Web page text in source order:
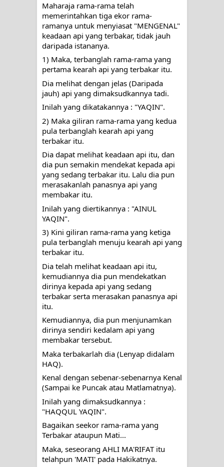
menyaksikan.
KISAH WALI SUFI, YANG BACAAN
SURAT AL-FATIHAHNYA TIDAK
FASIH. TAPI SINGA PUN TUNDUK
PADANYA
SHAYKH TAREKAT ATAU TUKANG
SIHIR? JANGAN MUDAH
TERPESONA, JANGAN JUGA
MUDAH MENGHUKUM
DI TANGAN MURSYID, CINTA
MENEMUKAN JALAN PULANG
RAWATAN TAREKAT: APABILA
ALLAH MENYEMBUHKAN HATI, JIWA
TURUT MENJADI KUAT
TASAWUF: BUKAN AJARAN PELIK,
TETAPI JALAN MEMBERSIHKAN
HATI
Pada Pakaian, Tetapi Pada Qalbi"
Secara Biologis Manusia itu Sama,
Dengan Tingkat Kesadaran yang
Maharaja rama-rama telah
memerintahkan tiga ekor rama-
ramanya untuk menyiasat "MENGENAL"
keadaan api yang terbakar, tidak jauh
daripada istananya.
1) Maka, terbanglah rama-rama yang
pertama kearah api yang terbakar itu.
Dia melihat dengan jelas (Daripada
jauh) api yang dimaksudkannya tadi.
Inilah yang dikatakannya : "YAQIN".
2) Maka giliran rama-rama yang kedua
pula terbanglah kearah api yang
terbakar itu.
Dia dapat melihat keadaan api itu, dan
dia pun semakin mendekat kepada api
yang sedang terbakar itu. Lalu dia pun
merasakanlah panasnya api yang
membakar itu.
Inilah yang diertikannya : "AINUL
YAQIN".
3) Kini giliran rama-rama yang ketiga
pula terbanglah menuju kearah api yang
terbakar itu.
Dia telah melihat keadaan api itu,
kemudiannya dia pun mendekatkan
dirinya kepada api yang sedang
terbakar serta merasakan panasnya api
itu.
Kemudiannya, dia pun menjunamkan
dirinya sendiri kedalam api yang
membakar tersebut.
Maka terbakarlah dia (Lenyap didalam
HAQ).
Kenal dengan sebenar-sebenarnya Kenal
(Sampai ke Puncak atau Matlamatnya).
Inilah yang dimaksudkannya :
"HAQQUL YAQIN".
Bagaikan seekor rama-rama yang
Terbakar ataupun Mati...
Maka, seseorang AHLI MA'RIFAT itu
telahpun 'MATI' pada Hakikatnya.